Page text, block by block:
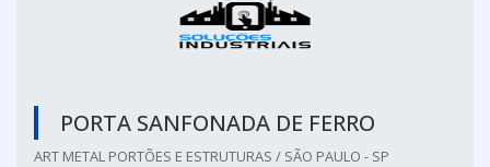
PORTA SANFONADA DE FERRO
ART METAL PORTÕES E ESTRUTURAS / SÃO PAULO - SP